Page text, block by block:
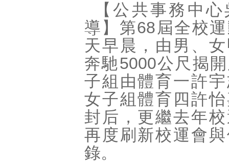
【公共事務中
導】第68屆全校
天早晨，由男、
奔馳5000公尺揭
子組由體育一許
女子組體育四許
封后，更繼去年
再度刷新校運會
錄。